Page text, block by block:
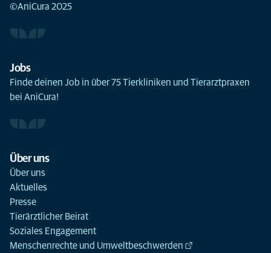
©AniCura 2025
Jobs
Finde deinen Job in über 75 Tierkliniken und Tierarztpraxen
bei AniCura!
Über uns
Über uns
Aktuelles
Presse
Tierärztlicher Beirat
Soziales Engagement
Menschenrechte und Umweltbeschwerden